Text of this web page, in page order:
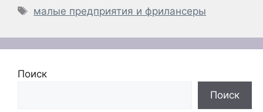
Метки
малые предприятия и фрилансеры
Поиск
Поиск